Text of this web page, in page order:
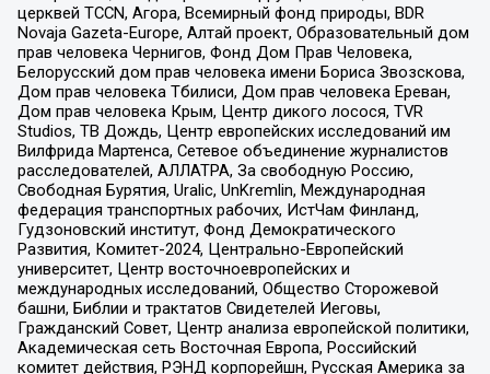
церквей TCCN, Агора, Всемирный фонд природы, BDR
Novaja Gazeta-Europe, Алтай проект, Образовательный дом
прав человека Чернигов, Фонд Дом Прав Человека,
Белорусский дом прав человека имени Бориса Звозскова,
Дом прав человека Тбилиси, Дом прав человека Ереван,
Дом прав человека Крым, Центр дикого лосося, TVR
Studios, ТВ Дождь, Центр европейских исследований им
Вилфрида Мартенса, Сетевое объединение журналистов
расследователей, АЛЛАТРА, За свободную Россию,
Свободная Бурятия, Uralic, UnKremlin, Международная
федерация транспортных рабочих, ИстЧам Финланд,
Гудзоновский институт, Фонд Демократического
Развития, Комитет-2024, Центрально-Европейский
университет, Центр восточноевропейских и
международных исследований, Общество Сторожевой
башни, Библии и трактатов Свидетелей Иеговы,
Гражданский Совет, Центр анализа европейской политики,
Академическая сеть Восточная Европа, Российский
комитет действия, РЭНД корпорейшн, Русская Америка за